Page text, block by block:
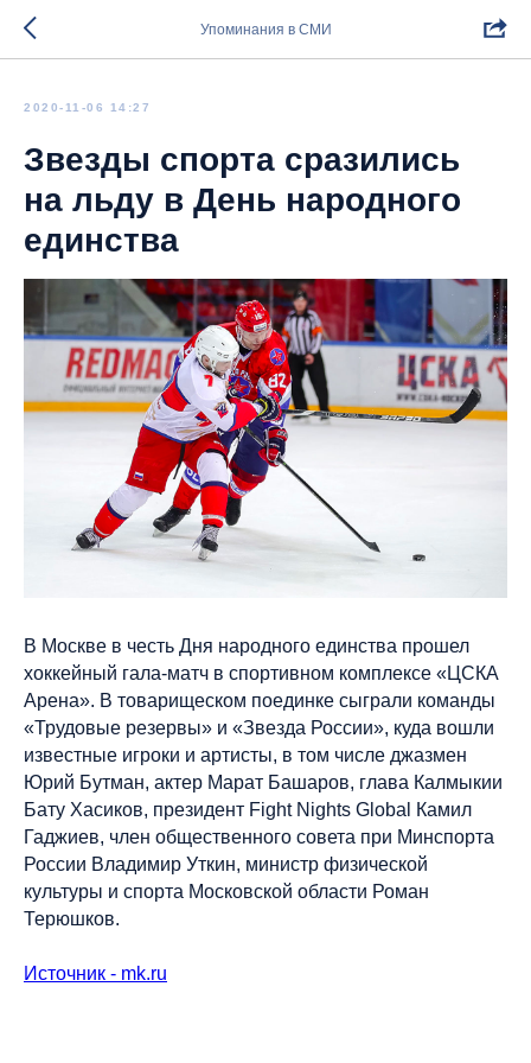
Упоминания в СМИ
2020-11-06 14:27
Звезды спорта сразились
на льду в День народного
единства
В Москве в честь Дня народного единства прошел
хоккейный гала-матч в спортивном комплексе «ЦСКА
Арена». В товарищеском поединке сыграли команды
«Трудовые резервы» и «Звезда России», куда вошли
известные игроки и артисты, в том числе джазмен
Юрий Бутман, актер Марат Башаров, глава Калмыкии
Бату Хасиков, президент Fight Nights Global Камил
Гаджиев, член общественного совета при Минспорта
России Владимир Уткин, министр физической
культуры и спорта Московской области Роман
Терюшков.
Источник - mk.ru